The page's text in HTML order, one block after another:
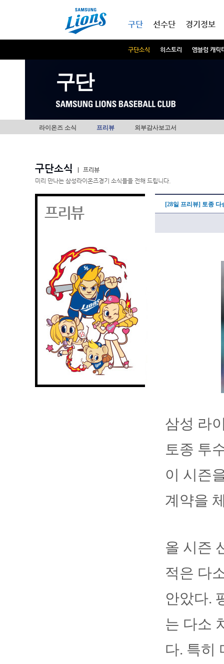
구단
구단소식 히스토리 엠블럼 캐릭
선수단 경기정보
구단
라이온즈 소식 프리뷰 외부감사보고서
구단소식
프리뷰
미리 만나는 삼성라이온즈경기 소식들을 전해 드립니다.
프리뷰 [28일 프리뷰] 토종
삼성 라
토종 투
이 시즌
계약을
올 시즌
적은 다
안았다.
는 다소
다. 특히